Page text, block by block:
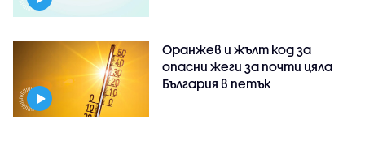
Оранжев и жълт код за
опасни жеги за почти цяла
България в петък